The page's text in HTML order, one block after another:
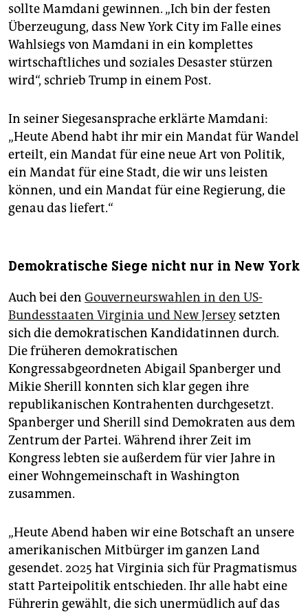
sollte Mamdani gewinnen. „Ich bin der festen
Überzeugung, dass New York City im Falle eines
Wahlsiegs von Mamdani in ein komplettes
wirtschaftliches und soziales Desaster stürzen
wird“, schrieb Trump in einem Post.
In seiner Siegesansprache erklärte Mamdani:
„Heute Abend habt ihr mir ein Mandat für Wandel
erteilt, ein Mandat für eine neue Art von Politik,
ein Mandat für eine Stadt, die wir uns leisten
können, und ein Mandat für eine Regierung, die
genau das liefert.“
Demokratische Siege nicht nur in New York
Auch bei den Gouverneurswahlen in den US-
Bundesstaaten Virginia und New Jersey setzten
sich die demokratischen Kandidatinnen durch.
Die früheren demokratischen
Kongressabgeordneten Abigail Spanberger und
Mikie Sherill konnten sich klar gegen ihre
republikanischen Kontrahenten durchgesetzt.
Spanberger und Sherill sind Demokraten aus dem
Zentrum der Partei. Während ihrer Zeit im
Kongress lebten sie außerdem für vier Jahre in
einer Wohngemeinschaft in Washington
zusammen.
„Heute Abend haben wir eine Botschaft an unsere
amerikanischen Mitbürger im ganzen Land
gesendet. 2025 hat Virginia sich für Pragmatismus
statt Parteipolitik entschieden. Ihr alle habt eine
Führerin gewählt, die sich unermüdlich auf das